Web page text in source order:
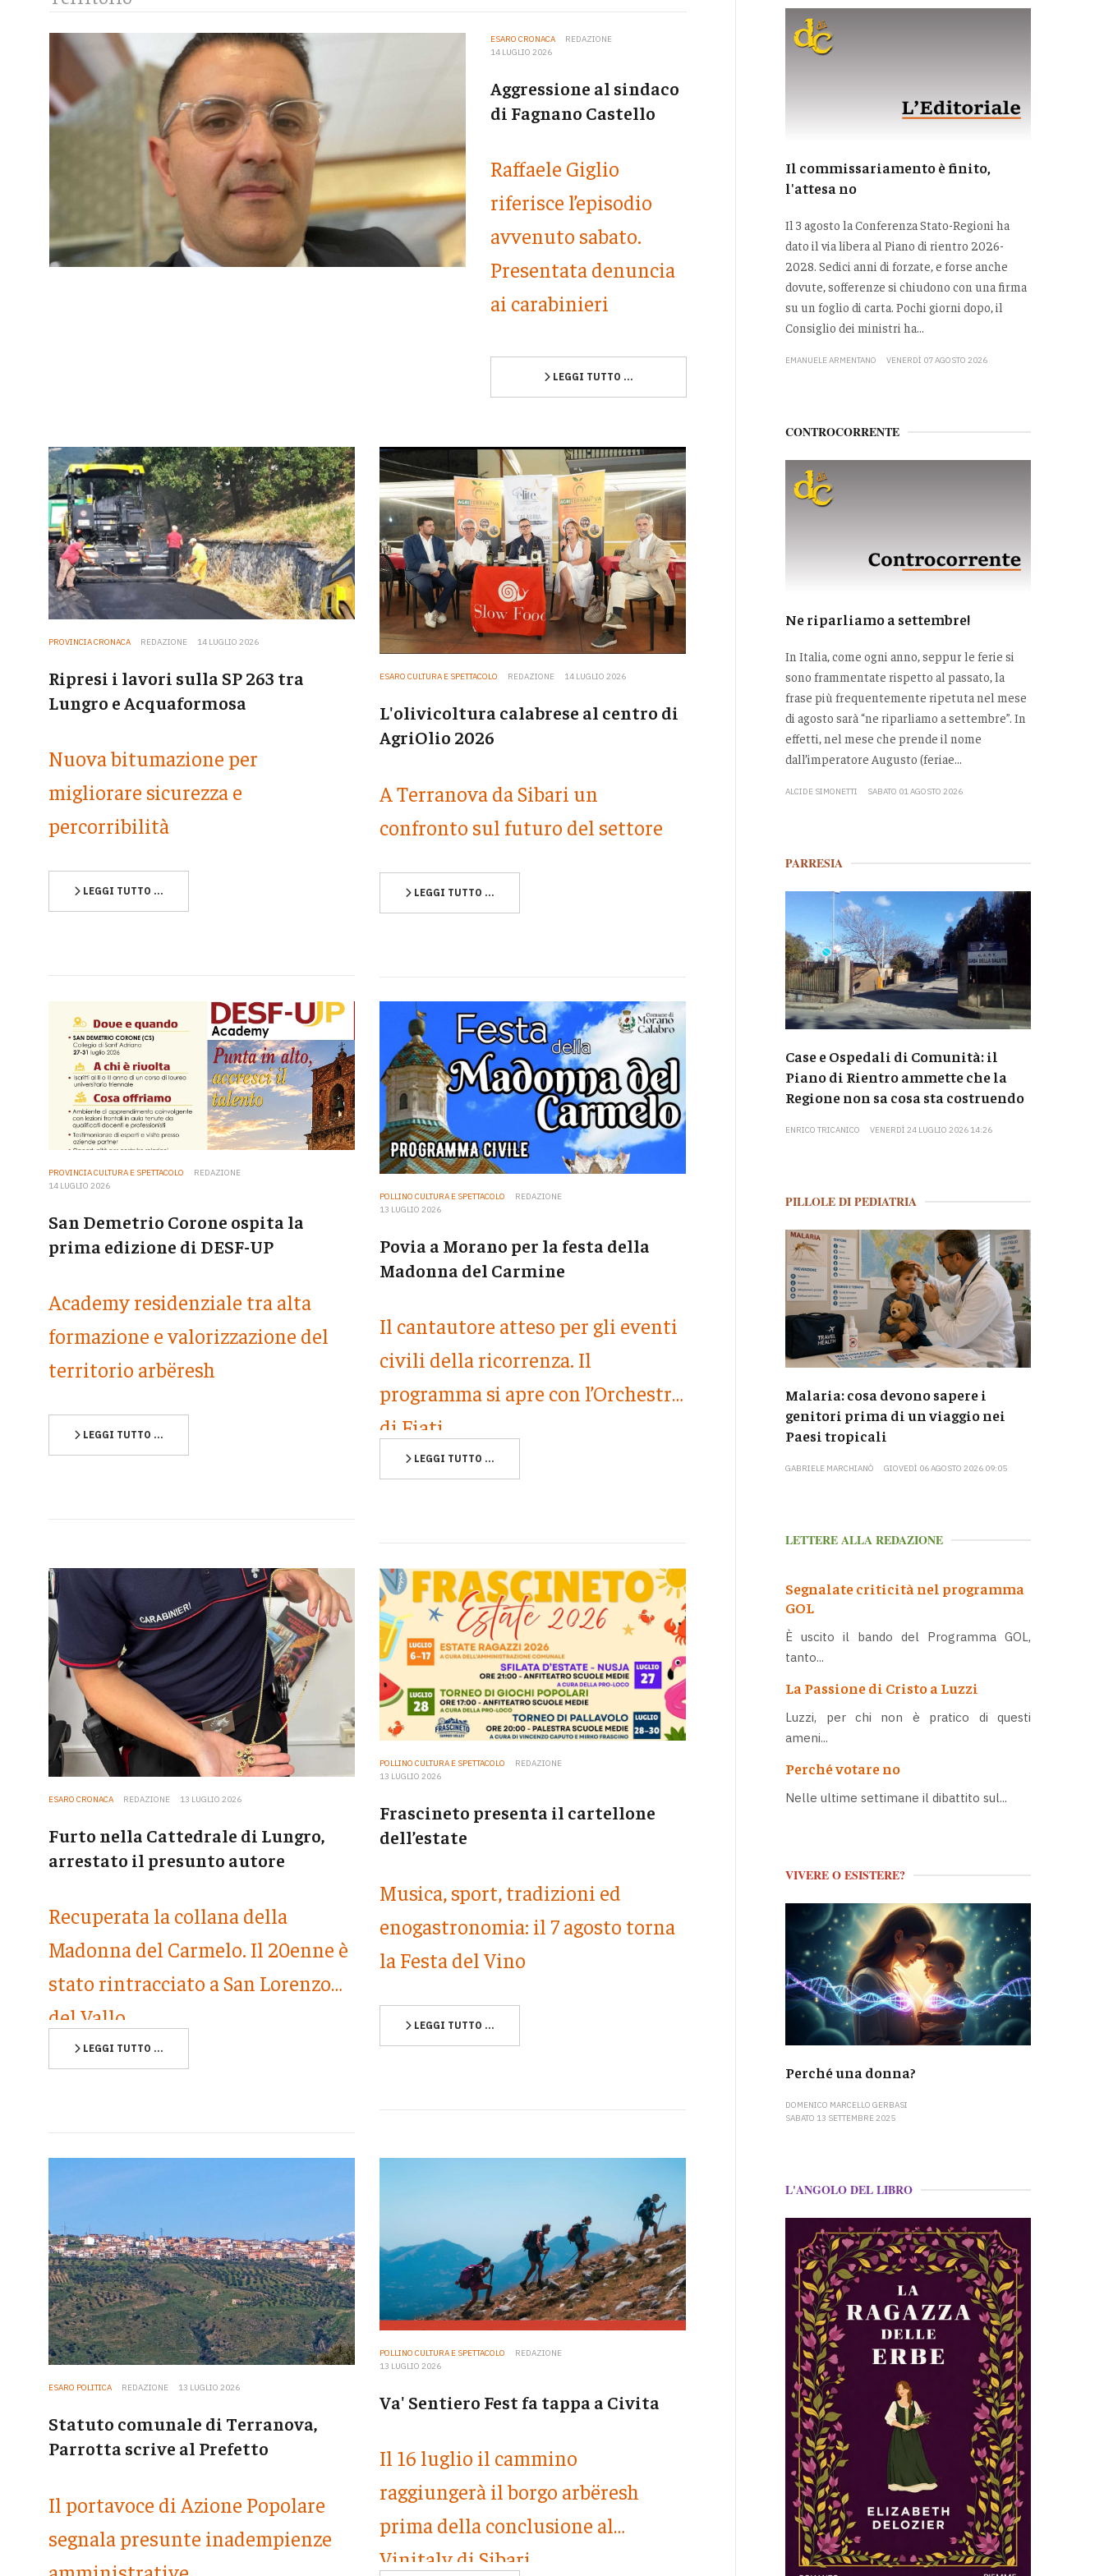
ESARO CRONACA
REDAZIONE
14 LUGLIO 2026
Aggressione al sindaco
di Fagnano Castello
Raffaele Giglio
riferisce l’episodio
avvenuto sabato.
Presentata denuncia
ai carabinieri
LEGGI TUTTO …
PROVINCIA CRONACA REDAZIONE 14 LUGLIO 2026
Ripresi i lavori sulla SP 263 tra
Lungro e Acquaformosa
Nuova bitumazione per
migliorare sicurezza e
percorribilità
LEGGI TUTTO …
ESARO CULTURA E SPETTACOLO REDAZIONE 14 LUGLIO 2026
L'olivicoltura calabrese al centro di
AgriOlio 2026
A Terranova da Sibari un
confronto sul futuro del settore
LEGGI TUTTO …
PROVINCIA CULTURA E SPETTACOLO
REDAZIONE
14 LUGLIO 2026
San Demetrio Corone ospita la
prima edizione di DESF-UP
Academy residenziale tra alta
formazione e valorizzazione del
territorio arbëresh
LEGGI TUTTO …
POLLINO CULTURA E SPETTACOLO
REDAZIONE
13 LUGLIO 2026
Povia a Morano per la festa della
Madonna del Carmine
Il cantautore atteso per gli eventi
civili della ricorrenza. Il
programma si apre con l’Orchestra
di Fiati
LEGGI TUTTO …
ESARO CRONACA REDAZIONE 13 LUGLIO 2026
Furto nella Cattedrale di Lungro,
arrestato il presunto autore
Recuperata la collana della
Madonna del Carmelo. Il 20enne è
stato rintracciato a San Lorenzo
del Vallo
LEGGI TUTTO …
POLLINO CULTURA E SPETTACOLO
REDAZIONE
13 LUGLIO 2026
Frascineto presenta il cartellone
dell’estate
Musica, sport, tradizioni ed
enogastronomia: il 7 agosto torna
la Festa del Vino
LEGGI TUTTO …
ESARO POLITICA REDAZIONE 13 LUGLIO 2026
Statuto comunale di Terranova,
Parrotta scrive al Prefetto
Il portavoce di Azione Popolare
segnala presunte inadempienze
POLLINO CULTURA E SPETTACOLO
REDAZIONE
13 LUGLIO 2026
Va' Sentiero Fest fa tappa a Civita
Il 16 luglio il cammino
raggiungerà il borgo arbëresh
prima della conclusione al
Vinitaly di Sibari
Il commissariamento è finito,
l'attesa no
Il 3 agosto la Conferenza Stato-Regioni ha
dato il via libera al Piano di rientro 2026-
2028. Sedici anni di forzate, e forse anche
dovute, sofferenze si chiudono con una firma
su un foglio di carta. Pochi giorni dopo, il
Consiglio dei ministri ha...
EMANUELE ARMENTANO VENERDÌ 07 AGOSTO 2026
CONTROCORRENTE
Ne riparliamo a settembre!
In Italia, come ogni anno, seppur le ferie si
sono frammentate rispetto al passato, la
frase più frequentemente ripetuta nel mese
di agosto sarà “ne riparliamo a settembre”. In
effetti, nel mese che prende il nome
dall’imperatore Augusto (feriae...
ALCIDE SIMONETTI SABATO 01 AGOSTO 2026
PARRESIA
Case e Ospedali di Comunità: il
Piano di Rientro ammette che la
Regione non sa cosa sta costruendo
ENRICO TRICANICO VENERDÌ 24 LUGLIO 2026 14:26
PILLOLE DI PEDIATRIA
Malaria: cosa devono sapere i
genitori prima di un viaggio nei
Paesi tropicali
GABRIELE MARCHIANÒ GIOVEDÌ 06 AGOSTO 2026 09:05
LETTERE ALLA REDAZIONE
Segnalate criticità nel programma
GOL
È uscito il bando del Programma GOL,
tanto...
La Passione di Cristo a Luzzi
Luzzi, per chi non è pratico di questi
ameni...
Perché votare no
Nelle ultime settimane il dibattito sul...
VIVERE O ESISTERE?
Perché una donna?
DOMENICO MARCELLO GERBASI
SABATO 13 SETTEMBRE 2025
L'ANGOLO DEL LIBRO